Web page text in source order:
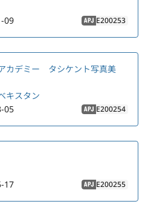
09 APJ E200253
カデミー タシケント写真美
キスタン
05 APJ E200254
17 APJ E200255